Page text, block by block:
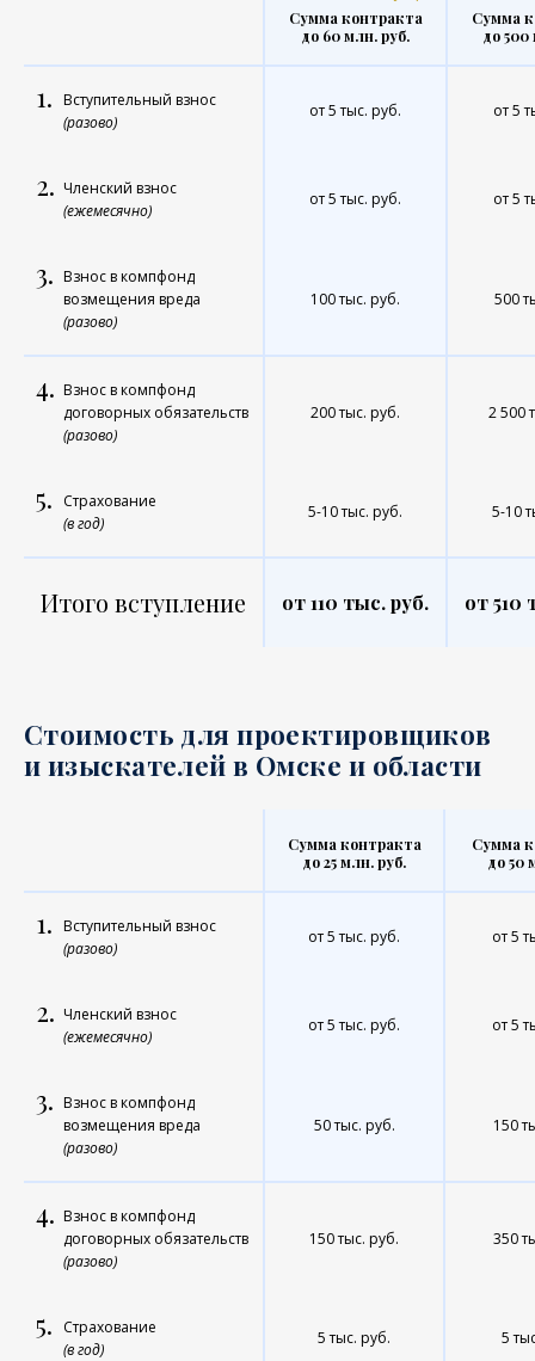
Сумма контракта
до 60 млн. руб.
Сумма
до
1. Вступительный взнос
(разово)
от 5 тыс. руб. от 5
2. Членский взнос
(ежемесячно)
от 5 тыс. руб. от 5
3. Взнос в компфонд
возмещения вреда
(разово)
100 тыс. руб. 500
4. Взнос в компфонд
договорных обязательств
(разово)
200 тыс. руб. 2 500
5.
Страхование
(в год)
5-10 тыс. руб. 5-10
Итого вступление от 110 тыс. руб. от 510
Стоимость для проектировщиков
и изыскателей в Омске и области
Сумма контракта
до 25 млн. руб.
Сумма
до 50
1. Вступительный взнос
(разово)
от 5 тыс. руб. от 5
2. Членский взнос
(ежемесячно)
от 5 тыс. руб. от 5
3. Взнос в компфонд
возмещения вреда
(разово)
50 тыс. руб. 150
4. Взнос в компфонд
договорных обязательств
(разово)
150 тыс. руб. 350
5.
Страхование
(в год)
5 тыс. руб. 5